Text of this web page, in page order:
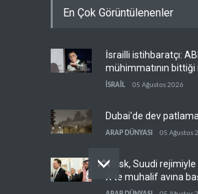
sonra petrol üretimini
The Telegraph:
anlaşması, İran’ın
kazandığını gösteriyor
BATI YARIM KÜRE
En Çok Görüntülenenler
İsrailli istihbaratçı:
mühimmatının bittiği
bir iç kavga
İSRAİL 05 Ağustos 2026
Dubai'de dev patlama
ARAP DÜNYASI 05 Ağustos
Musk, Suudi
X'te muhalif avına